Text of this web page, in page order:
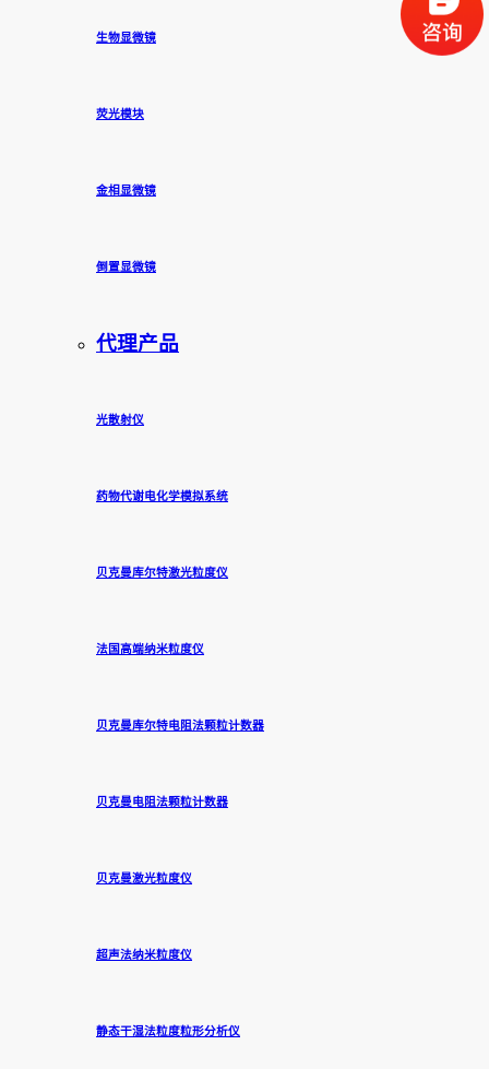
生物显微镜
荧光模块
金相显微镜
倒置显微镜
代理产品
光散射仪
药物代谢电化学模拟系统
贝克曼库尔特激光粒度仪
法国高端纳米粒度仪
贝克曼库尔特电阻法颗粒计数器
贝克曼电阻法颗粒计数器
贝克曼激光粒度仪
超声法纳米粒度仪
静态干湿法粒度粒形分析仪